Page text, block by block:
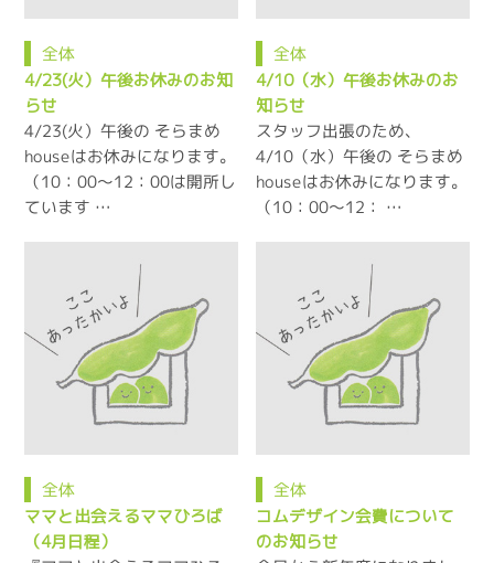
全体
4/23(火）午後お休みのお知
らせ
4/23(火）午後の そらまめ
houseはお休みになります。
（10：00～12：00は開所し
ています …
全体
4/10（水）午後お休みのお
知らせ
スタッフ出張のため、
4/10（水）午後の そらまめ
houseはお休みになります。
（10：00～12： …
全体
ママと出会えるママひろば
（4月日程）
全体
コムデザイン会費について
のお知らせ